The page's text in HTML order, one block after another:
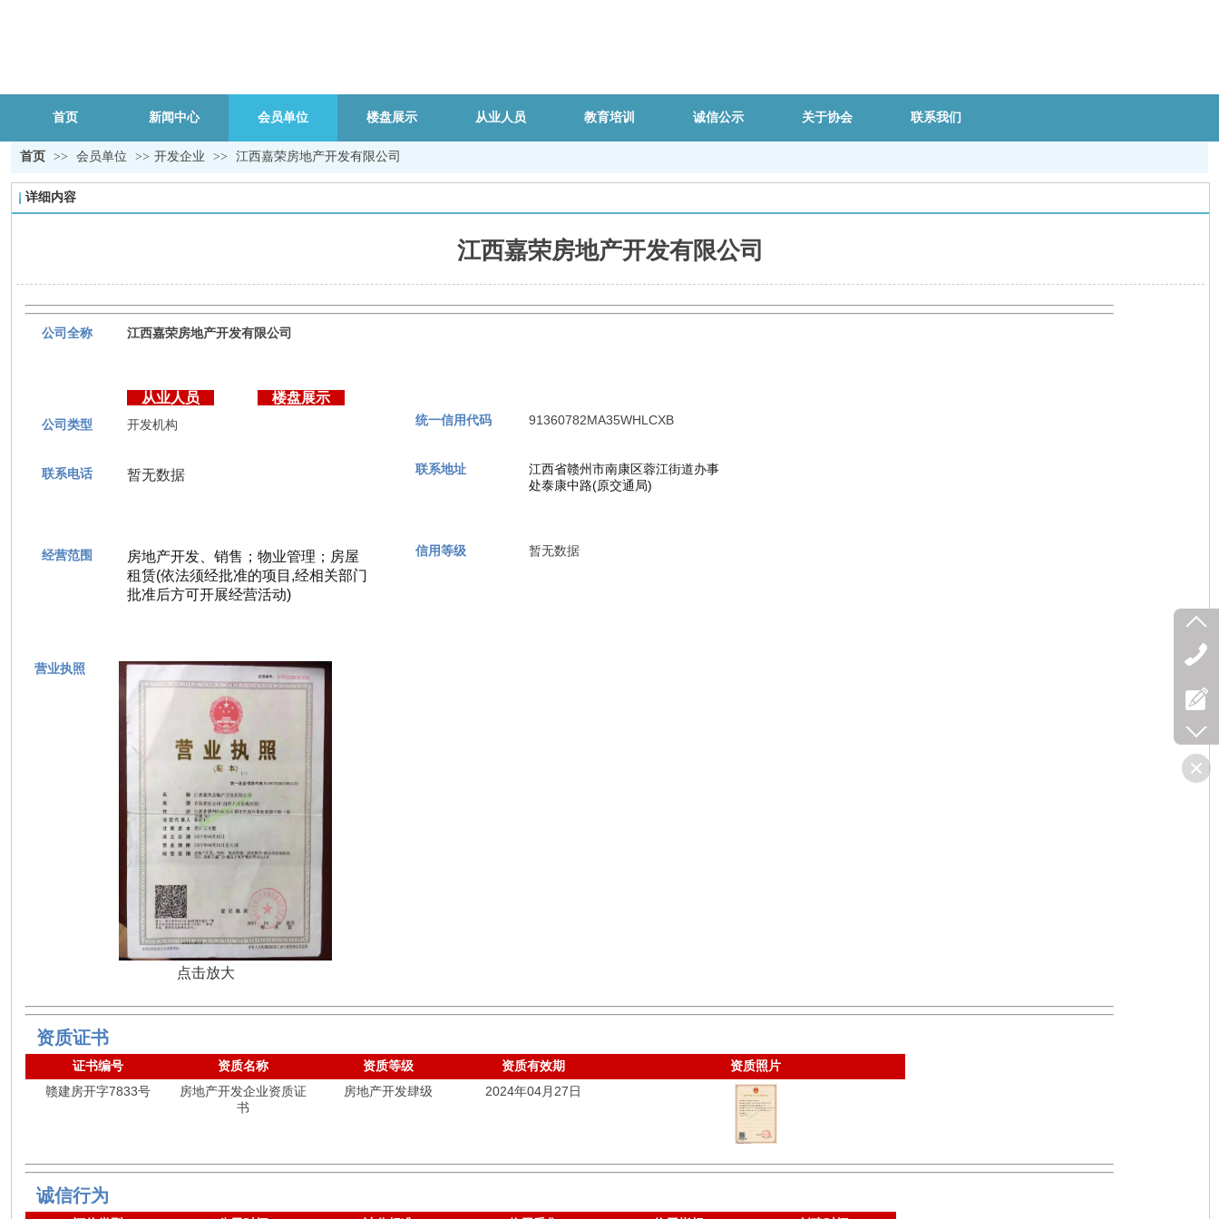
首页 新闻中心 会员单位 楼盘展示 从业人员 教育培训 诚信公示 关于协会 联系我们
首页 >> 会员单位 >> 开发企业 >> 江西嘉荣房地产开发有限公司
详细内容
江西嘉荣房地产开发有限公司
公司全称 江西嘉荣房地产开发有限公司
从业人员 楼盘展示
公司类型 开发机构
联系电话 暂无数据
经营范围
房地产开发、销售；物业管理；房屋
租赁(依法须经批准的项目,经相关部门
批准后方可开展经营活动)
统一信用代码 91360782MA35WHLCXB
联系地址
江西省赣州市南康区蓉江街道办事
处泰康中路(原交通局)
信用等级 暂无数据
营业执照
点击放大
资质证书
证书编号
资质名称
赣建房开字7833号
房地产开发企业资质证
书
资质等级
资质有效期
房地产开发肆级
2024年04月27日
资质照片
诚信行为